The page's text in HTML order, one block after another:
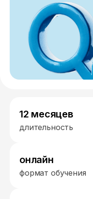
12 месяцев
длительность
онлайн
формат обучения